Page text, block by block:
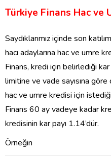
Türkiye Finans Hac ve
Saydıklarımız içinde son
hacı adaylarına hac ve umre
Finans, kredi için belirlediği
limitine ve vade sayısına
hac ve umre kredisi için
Finans 60 ay vadeye kadar
kredisinin kar payı 1.14’dür.
Örneğin